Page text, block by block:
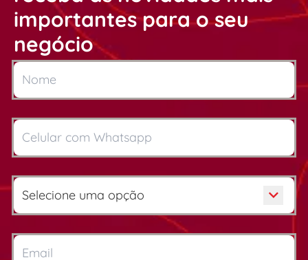
importantes para o seu
negócio